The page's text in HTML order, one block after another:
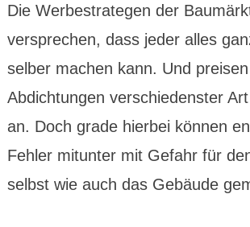
Die Werbe­stra­tegen der
versprechen, dass jeder alles
selber machen kann. Und
Abdich­tungen verschie­denster
an. Doch grade hierbei können
Fehler mitunter mit Gefahr für
selbst wie auch das Gebäude